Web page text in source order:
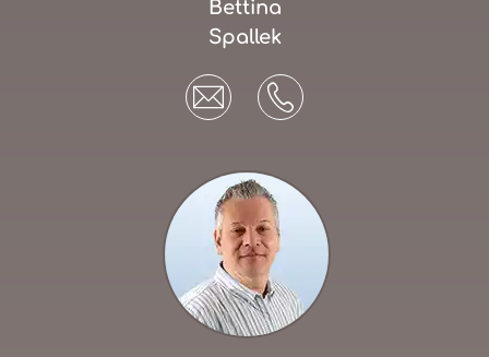
Bettina
Spallek